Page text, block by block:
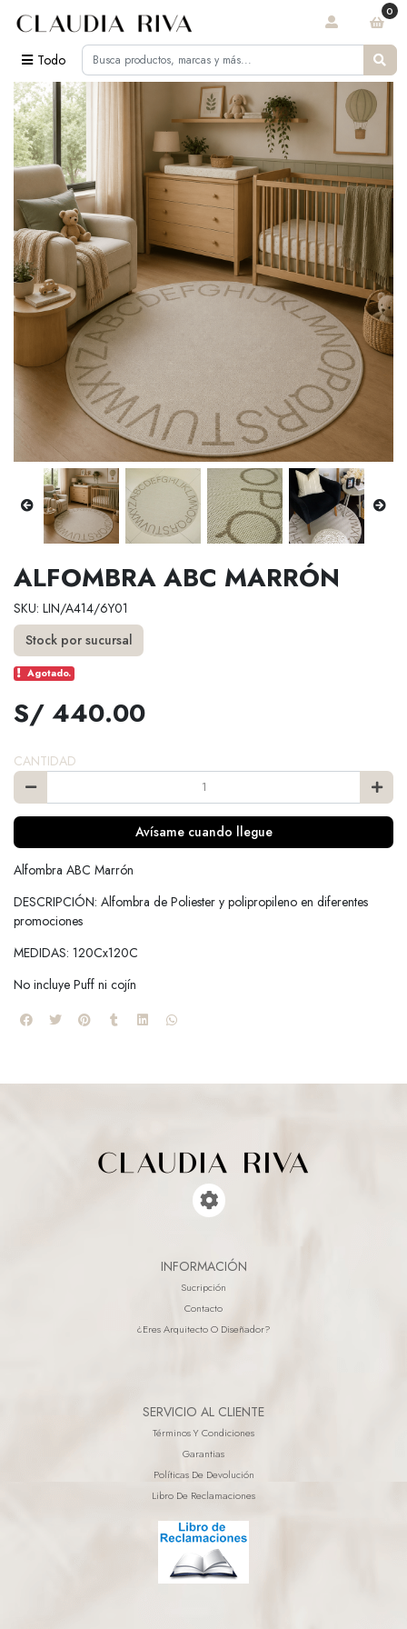
Todo
0
ALFOMBRA ABC MARRÓN
SKU: LIN/A414/6Y01
Stock por sucursal
Agotado.
S/ 440.00
CANTIDAD
Avísame cuando llegue
Alfombra ABC Marrón
DESCRIPCIÓN: Alfombra de Poliester y polipropileno en diferentes
promociones
MEDIDAS: 120Cx120C
No incluye Puff ni cojín
INFORMACIÓN
Sucripción
Contacto
¿eres Arquitecto O Diseñador?
SERVICIO AL CLIENTE
Términos Y Condiciones
Garantias
Políticas De Devolución
Libro De Reclamaciones